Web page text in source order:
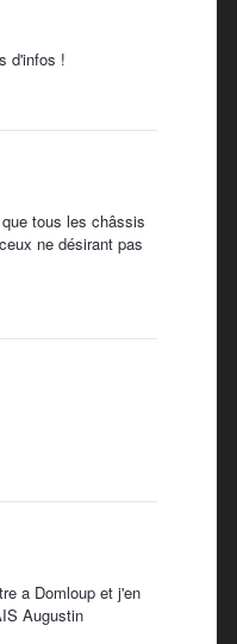
d'infos !
tous les châssis
ne désirant pas
a Domloup et j'en
Augustin